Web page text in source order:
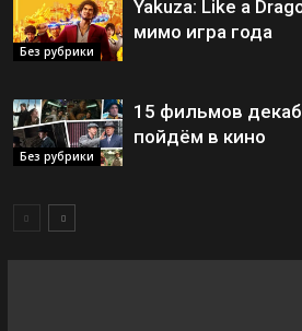
Без рубрики
Yakuza: Like a
мимо игра года
Без рубрики
15 фильмов
пойдём в кино